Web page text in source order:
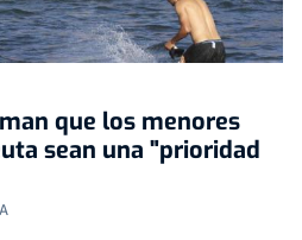
que los menores
sean una "prioridad